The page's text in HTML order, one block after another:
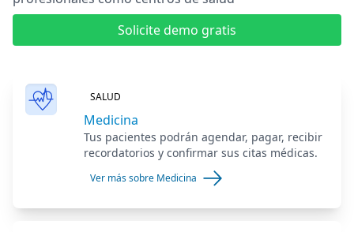
Solicite demo gratis
SALUD
Medicina
Tus pacientes podrán agendar, pagar, recibir
recordatorios y confirmar sus citas médicas.
Ver más sobre Medicina